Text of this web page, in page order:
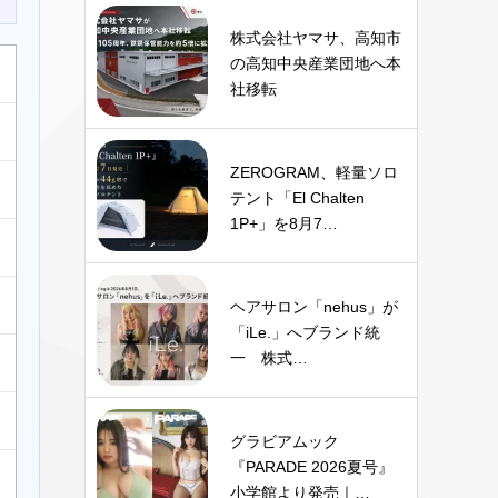
株式会社ヤマサ、高知市
の高知中央産業団地へ本
社移転
ZEROGRAM、軽量ソロ
テント「El Chalten
1P+」を8月7…
ヘアサロン「nehus」が
「iLe.」へブランド統
一 株式…
グラビアムック
『PARADE 2026夏号』
小学館より発売｜…